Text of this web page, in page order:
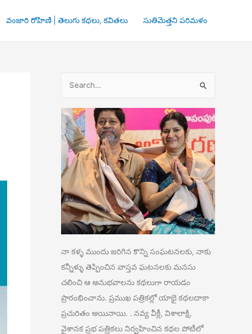
వంజారి రోహిణి | తెలుగు కధలు, కవితలు సుతిమెత్తని పరిమళం
a
r
c
h
f
o
r
నా కళ్ళ ముందు జరిగిన కొన్ని సంఘటనలకు, నాకు
కన్నీళ్ళు తెప్పించిన వాస్తవ ఘటనలకు మనసు
చలించి ఆ అనుభవాలను కథలుగా రాయడం
ప్రారంభించాను. ప్రముఖ పత్రికల్లో యాభై కథలదాకా
ప్రచురితం అయినాయి. . నవ్య వీక్లీ, విశాలాక్షి,
వైశానక ప్రభ పత్రికలు నిర్వహించిన కథల పోటీలో